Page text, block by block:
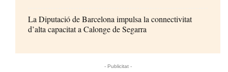
La Diputació de Barcelona impulsa la connectivitat
d’alta capacitat a Calonge de Segarra
- Publicitat -